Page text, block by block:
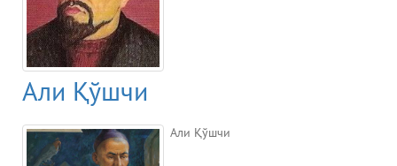
Али Қўшчи
Али Қўшчи